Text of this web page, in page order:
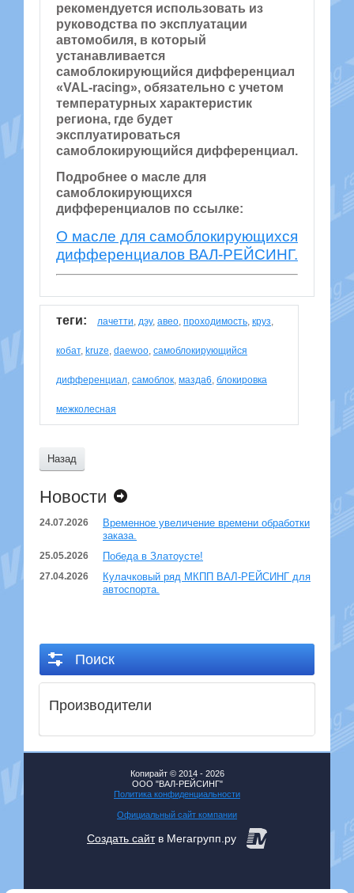
Поиск
Производители
рекомендуется использовать из
руководства по эксплуатации
автомобиля, в который
устанавливается
самоблокирующийся дифференциал
«VAL-racing», обязательно с учетом
температурных характеристик
региона, где будет
эксплуатироваться
самоблокирующийся дифференциал.
Подробнее о масле для
самоблокирующихся
дифференциалов по ссылке:
О масле для самоблокирующихся
дифференциалов ВАЛ-РЕЙСИНГ.
теги: лачетти, дэу, авео, проходимость, круз,
кобат, kruze, daewoo, самоблокирующийся
дифференциал, самоблок, мазда6, блокировка
межколесная
Назад
Новости
24.07.2026
Временное увеличение времени обработки
заказа.
25.05.2026 Победа в Златоусте!
27.04.2026
Кулачковый ряд МКПП ВАЛ-РЕЙСИНГ для
автоспорта.
Копирайт © 2014 - 2026
ООО "ВАЛ-РЕЙСИНГ"
Политика конфиденциальности
Официальный сайт компании
Создать сайтв Мегагрупп.ру